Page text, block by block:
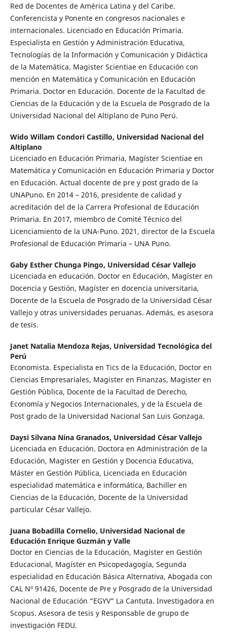
Red de Docentes de América Latina y del Caribe.
Conferencista y Ponente en congresos nacionales e
internacionales. Licenciado en Educación Primaria.
Especialista en Gestión y Administración Educativa,
Tecnologías de la Información y Comunicación y Didáctica
de la Matemática. Magister Scientiae en Educación con
mención en Matemática y Comunicación en Educación
Primaria. Doctor en Educación. Docente de la Facultad de
Ciencias de la Educación y de la Escuela de Posgrado de la
Universidad Nacional del Altiplano de Puno Perú.
Wido Willam Condori Castillo, Universidad Nacional del
Altiplano
Licenciado en Educación Primaria, Magíster Scientiae en
Matemática y Comunicación en Educación Primaria y Doctor
en Educación. Actual docente de pre y post grado de la
UNAPuno. En 2014 – 2016, presidente de calidad y
acreditación del de la Carrera Profesional de Educación
Primaria. En 2017, miembro de Comité Técnico del
Licenciamiento de la UNA-Puno. 2021, director de la Escuela
Profesional de Educación Primaria – UNA Puno.
Gaby Esther Chunga Pingo, Universidad César Vallejo
Licenciada en educación. Doctor en Educación, Magíster en
Docencia y Gestión, Magíster en docencia universitaria,
Docente de la Escuela de Posgrado de la Universidad César
Vallejo y otras universidades peruanas. Además, es asesora
de tesis.
Janet Natalia Mendoza Rejas, Universidad Tecnológica del
Perú
Economista. Especialista en Tics de la Educación, Doctor en
Ciencias Empresariales, Magister en Finanzas, Magister en
Gestión Pública, Docente de la Facultad de Derecho,
Economía y Negocios Internacionales, y de la Escuela de
Post grado de la Universidad Nacional San Luis Gonzaga.
Daysi Silvana Nina Granados, Universidad César Vallejo
Licenciada en Educación. Doctora en Administración de la
Educación, Magister en Gestión y Docencia Educativa,
Máster en Gestión Pública, Licenciada en Educación
especialidad matemática e informática, Bachiller en
Ciencias de la Educación, Docente de la Universidad
particular César Vallejo.
Juana Bobadilla Cornelio, Universidad Nacional de
Educación Enrique Guzmán y Valle
Doctor en Ciencias de la Educación, Magíster en Gestión
Educacional, Magíster en Psicopedagogía, Segunda
especialidad en Educación Básica Alternativa, Abogada con
CAL Nº 91426, Docente de Pre y Posgrado de la Universidad
Nacional de Educación “EGYV” La Cantuta. Investigadora en
Scopus. Asesora de tesis y Responsable de grupo de
investigación FEDU.